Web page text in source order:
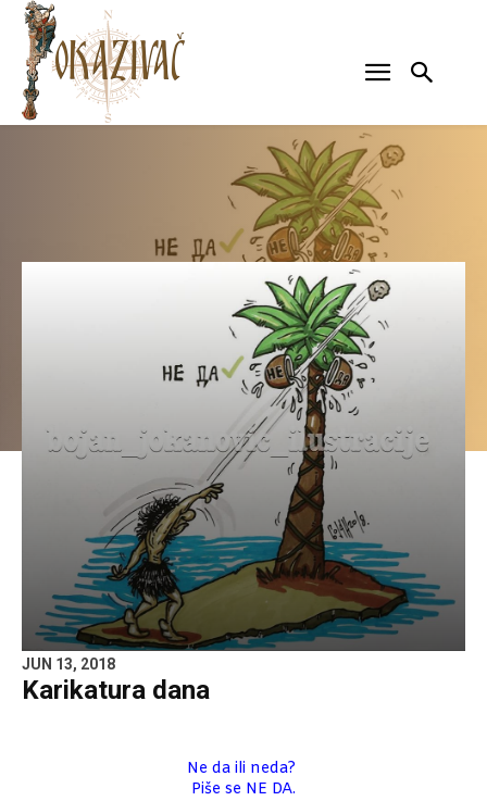
JUN 13, 2018
Karikatura dana
Ne da ili neda?
Piše se NE DA.